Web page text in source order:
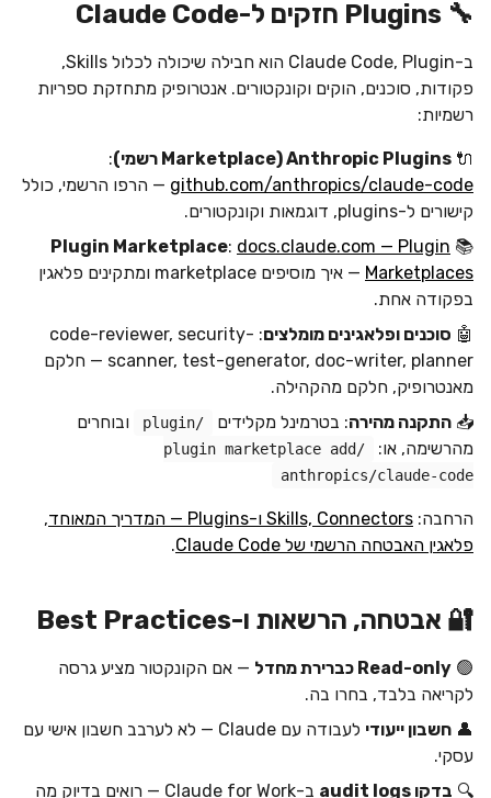
🔧 Plugins חזקים ל-Claude Code
ב-Claude Code, Plugin הוא חבילה שיכולה לכלול Skills,
פקודות, סוכנים, הוקים וקונקטורים. אנטרופיק מתחזקת ספריות
רשמיות:
🔌 Anthropic Plugins (Marketplace רשמי)
:
github.com/anthropics/claude-code — הרפו הרשמי, כולל
קישורים ל-plugins, דוגמאות וקונקטורים.
📚
Plugin Marketplace: docs.claude.com — Plugin
Marketplaces
— איך מוסיפים marketplace ומתקינים פלאגין
בפקודה אחת.
🤖 סוכנים ופלאגינים מומלצים : code-reviewer, security-
scanner, test-generator, doc-writer, planner — חלקם
מאנטרופיק, חלקם מהקהילה.
📥 התקנה מהירה: בטרמינל מקלידים /plugin
ובוחרים
מהרשימה, או:
/plugin marketplace add
anthropics/claude-code
הרחבה: Skills, Connectors ו-Plugins — המדריך המאוחד
,
פלאגין האבטחה הרשמי של Claude Code
.
🔐 אבטחה, הרשאות ו-Best Practices
🟢 Read-only כברירת מחדל
— אם הקונקטור מציע גרסה
לקריאה בלבד, בחרו בה.
👤 חשבון ייעודי
לעבודה עם Claude — לא לערבב חשבון אישי עם
עסקי.
🔍 בדקו audit logs
ב-Claude for Work — רואים בדיוק מה